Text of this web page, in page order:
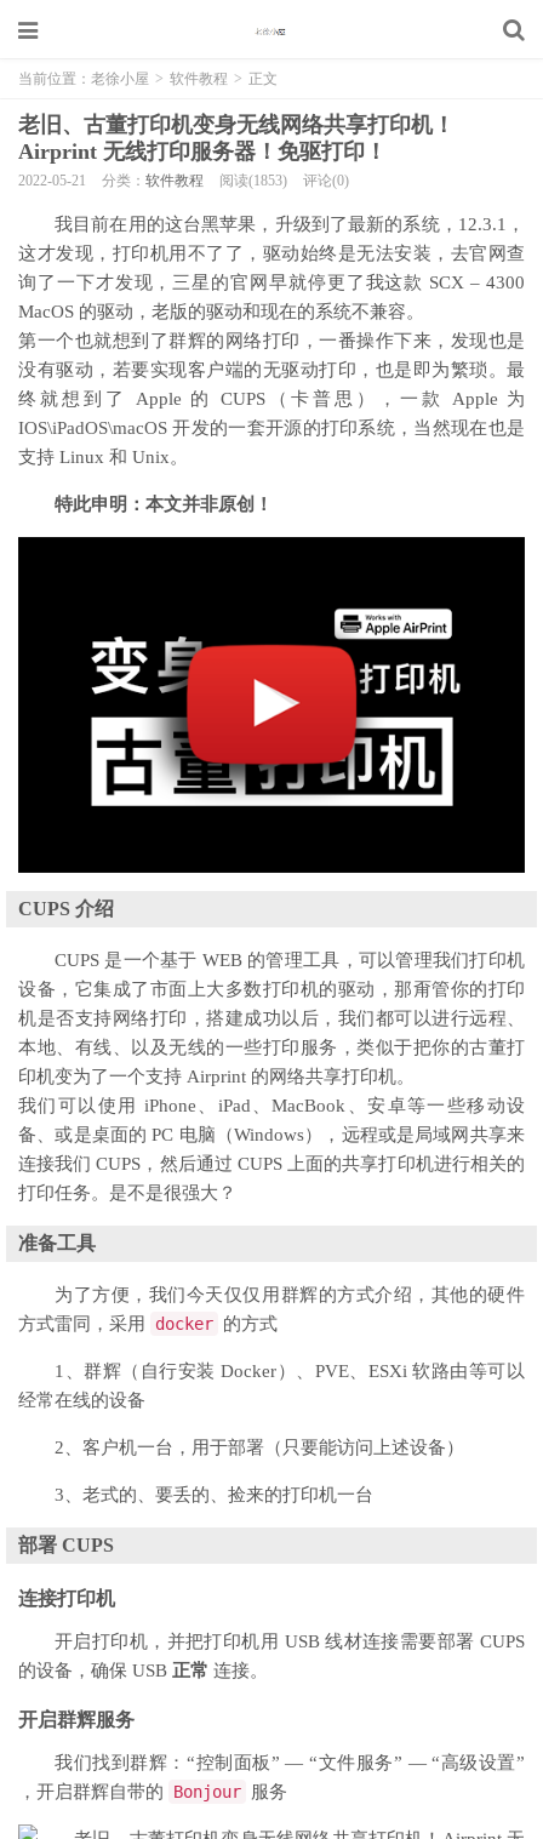
当前位置： 老徐小屋 > 软件教程 > 正文
老旧、古董打印机变身无线网络共享打印机！
Airprint 无线打印服务器！免驱打印！
2022-05-21 分类： 软件教程 阅读(1853) 评论(0)
我目前在用的这台黑苹果，升级到了最新的系统，12.3.1，
这才发现，打印机用不了了，驱动始终是无法安装，去官网查
询了一下才发现，三星的官网早就停更了我这款 SCX – 4300
MacOS 的驱动，老版的驱动和现在的系统不兼容。
第一个也就想到了群辉的网络打印，一番操作下来，发现也是
没有驱动，若要实现客户端的无驱动打印，也是即为繁琐。最
终就想到了 Apple 的 CUPS（卡普思），一款 Apple 为
IOS\iPadOS\macOS 开发的一套开源的打印系统，当然现在也是
支持 Linux 和 Unix。
特此申明：本文并非原创！
CUPS 介绍
CUPS 是一个基于 WEB 的管理工具，可以管理我们打印机
设备，它集成了市面上大多数打印机的驱动，那甭管你的打印
机是否支持网络打印，搭建成功以后，我们都可以进行远程、
本地、有线、以及无线的一些打印服务，类似于把你的古董打
印机变为了一个支持 Airprint 的网络共享打印机。
我们可以使用 iPhone、iPad、MacBook、安卓等一些移动设
备、或是桌面的 PC 电脑（Windows），远程或是局域网共享来
连接我们 CUPS，然后通过 CUPS 上面的共享打印机进行相关的
打印任务。是不是很强大？
准备工具
为了方便，我们今天仅仅用群辉的方式介绍，其他的硬件
方式雷同，采用
docker 的方式
1、群辉（自行安装 Docker）、PVE、ESXi 软路由等可以
经常在线的设备
2、客户机一台，用于部署（只要能访问上述设备）
3、老式的、要丢的、捡来的打印机一台
部署 CUPS
连接打印机
开启打印机，并把打印机用 USB 线材连接需要部署 CUPS
的设备，确保 USB 正常 连接。
开启群辉服务
我们找到群辉：“控制面板” — “文件服务” — “高级设置”
，开启群辉自带的
Bonjour 服务